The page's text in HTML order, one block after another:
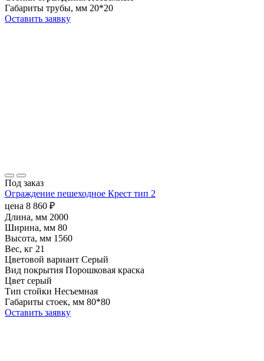
Габариты трубы, мм 20*20
Оставить заявку
Под заказ
Ограждение пешеходное Крест тип 2
цена 8 860 ₽
Длина, мм 2000
Ширина, мм 80
Высота, мм 1560
Вес, кг 21
Цветовой вариант Серый
Вид покрытия Порошковая краска
Цвет серый
Тип стойки Несъемная
Габариты стоек, мм 80*80
Оставить заявку